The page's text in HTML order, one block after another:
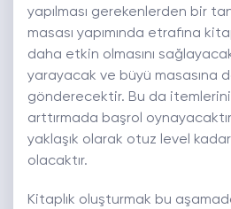
yapılması gerekenlerden bir
masası yapımında etrafına
daha etkin olmasını
yarayacak ve büyü masasına
gönderecektir. Bu da
arttırmada başrol
yaklaşık olarak otuz level kadar
olacaktır.
Kitaplık oluşturmak bu